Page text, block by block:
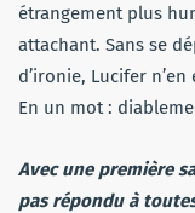
étrangement plus
attachant. Sans se
d’ironie, Lucifer
En un mot :
Avec une première
pas répondu à